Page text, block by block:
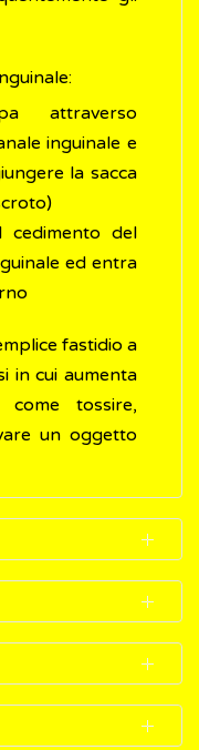
attraverso
inguinale e
la sacca
del
ed entra
fastidio a
in cui aumenta
come tossire,
un oggetto
si presenta
di
nella
si riduce fino a
pancia in su
presente sin
peritoneo-
(diagnosi)